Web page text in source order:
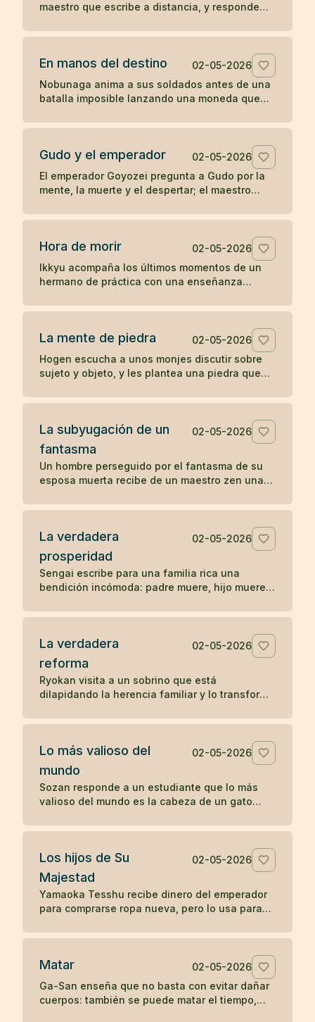
maestro que escribe a distancia, y responde
y dormir cuando tiene sueño.
En manos del destino
02-05-2026
Nobunaga anima a sus soldados antes de una
batalla imposible lanzando una moneda que
Gudo y el emperador
02-05-2026
El emperador Goyozei pregunta a Gudo por la
mente, la muerte y el despertar; el maestro
el emperador todavía no comprende.
Hora de morir
02-05-2026
Ikkyu acompaña los últimos momentos de un
hermano de práctica con una enseñanza
muere.
La mente de piedra
02-05-2026
Hogen escucha a unos monjes discutir sobre
sujeto y objeto, y les plantea una piedra que
La subyugación de un
fantasma
02-05-2026
Un hombre perseguido por el fantasma de su
esposa muerta recibe de un maestro zen una
La verdadera
prosperidad
02-05-2026
Sengai escribe para una familia rica una
bendición incómoda: padre muere, hijo muere,
prosperidad.
La verdadera
reforma
02-05-2026
Ryokan visita a un sobrino que está
dilapidando la herencia familiar y lo transforma
la vida.
Lo más valioso del
mundo
02-05-2026
Sozan responde a un estudiante que lo más
valioso del mundo es la cabeza de un gato
Los hijos de Su
Majestad
02-05-2026
Yamaoka Tesshu recibe dinero del emperador
para comprarse ropa nueva, pero lo usa para
Matar
02-05-2026
Ga-San enseña que no basta con evitar dañar
cuerpos: también se puede matar el tiempo,